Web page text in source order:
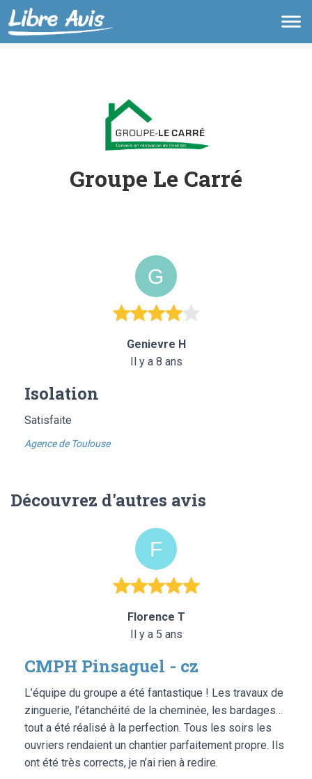
Groupe Le Carré
Genievre H
Il y a 8 ans
Isolation
Satisfaite
Agence de Toulouse
Découvrez d'autres avis
Florence T
Il y a 5 ans
CMPH Pinsaguel - cz
L’équipe du groupe a été fantastique ! Les travaux de
zinguerie, l’étanchéité de la cheminée, les bardages…
tout a été réalisé à la perfection. Tous les soirs les
ouvriers rendaient un chantier parfaitement propre. Ils
ont été très corrects, je n’ai rien à redire.